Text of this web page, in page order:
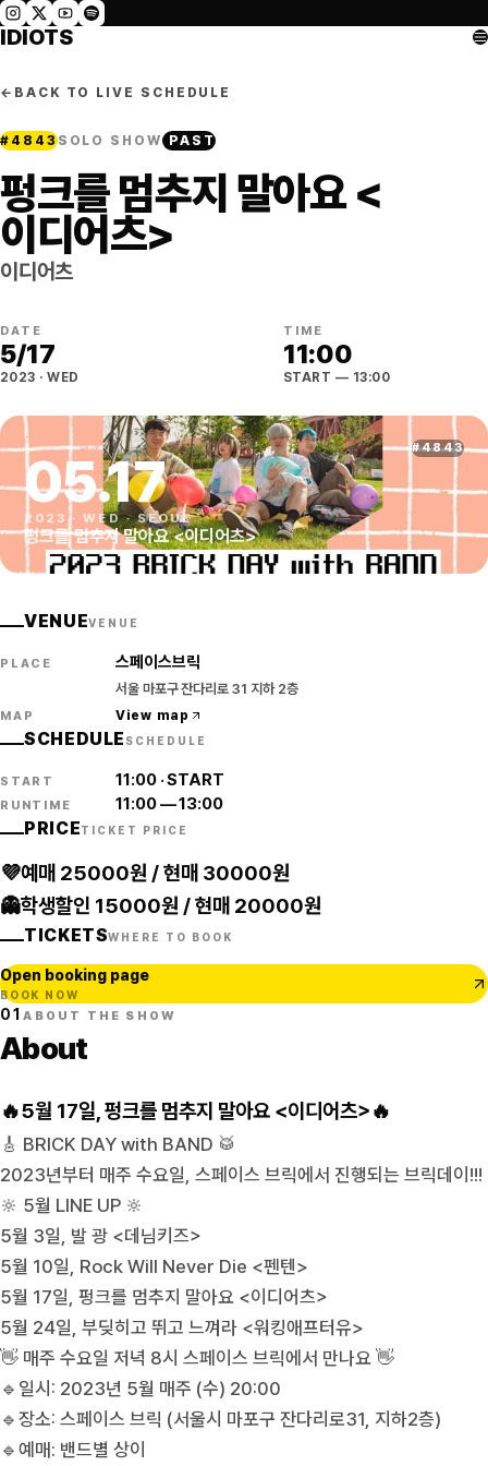
IDIOTS
← BACK TO LIVE SCHEDULE
# 4843SOLO SHOW PAST
펑크를 멈추지 말아요 <
이디어츠>
이디어츠
DATE
5/17
2023 ·WED
TIME
11:00
START — 13:00
#4843
05.17
2023 ·WED·SEOUL
펑크를 멈추지 말아요 <이디어츠>
VENUEVENUE
PLACE 스페이스브릭
서울 마포구 잔다리로 31 지하 2층
MAP View map
SCHEDULE SCHEDULE
START 11:00·START
RUNTIME 11:00—13:00
PRICETICKET PRICE
💜예매 25000원 / 현매 30000원
👻학생할인 15000원 / 현매 20000원
TICKETSWHERE TO BOOK
Open booking page
BOOK NOW
01ABOUT THE SHOW
About
🔥5월 17일, 펑크를 멈추지 말아요 <이디어츠>🔥
🎸 BRICK DAY with BAND 🥁
2023년부터 매주 수요일, 스페이스 브릭에서 진행되는 브릭데이!!!
🔆 5월 LINE UP 🔆
5월 3일, 발 광 <데님키즈>
5월 10일, Rock Will Never Die <펜텐>
5월 17일, 펑크를 멈추지 말아요 <이디어츠>
5월 24일, 부딪히고 뛰고 느껴라 <워킹애프터유>
👋 매주 수요일 저녁 8시 스페이스 브릭에서 만나요 👋
🔹일시: 2023년 5월 매주 (수) 20:00
🔹장소: 스페이스 브릭 (서울시 마포구 잔다리로31, 지하2층)
🔹예매: 밴드별 상이